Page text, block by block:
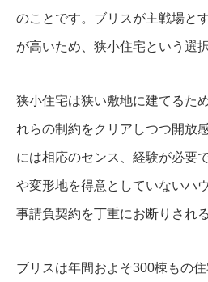
のことです。ブリスが主戦場と
が高いため、狭小住宅という選
狭小住宅は狭い敷地に建てるた
れらの制約をクリアしつつ開放
には相応のセンス、経験が必要
や変形地を得意としていないハ
事請負契約を丁重にお断りされ
ブリスは年間およそ300棟もの